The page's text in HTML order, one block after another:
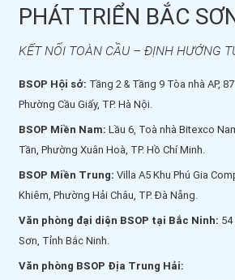
PHÁT TRIỂN BẮC
KẾT NỐI TOÀN CẦU – ĐỊNH HƯỚNG
BSOP Hội sở: Tầng 2 & Tầng 9 Tòa nhà AP,
Phường Cầu Giấy, TP. Hà Nội.
BSOP Miền Nam: Lầu 6, Toà nhà Bitexco
Tần, Phường Xuân Hoà, TP. Hồ Chí Minh.
BSOP Miền Trung: Villa A5 Khu Phú Gia
Khiêm, Phường Hải Châu, TP. Đà Nẵng.
Văn phòng đại diện BSOP tại Bắc Ninh:
Sơn, Tỉnh Bắc Ninh.
Văn phòng BSOP Địa Trung Hải: